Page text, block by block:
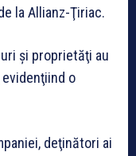
la Allianz-Ţiriac.
şi proprietăţi au
evidenţiind o
deţinători ai